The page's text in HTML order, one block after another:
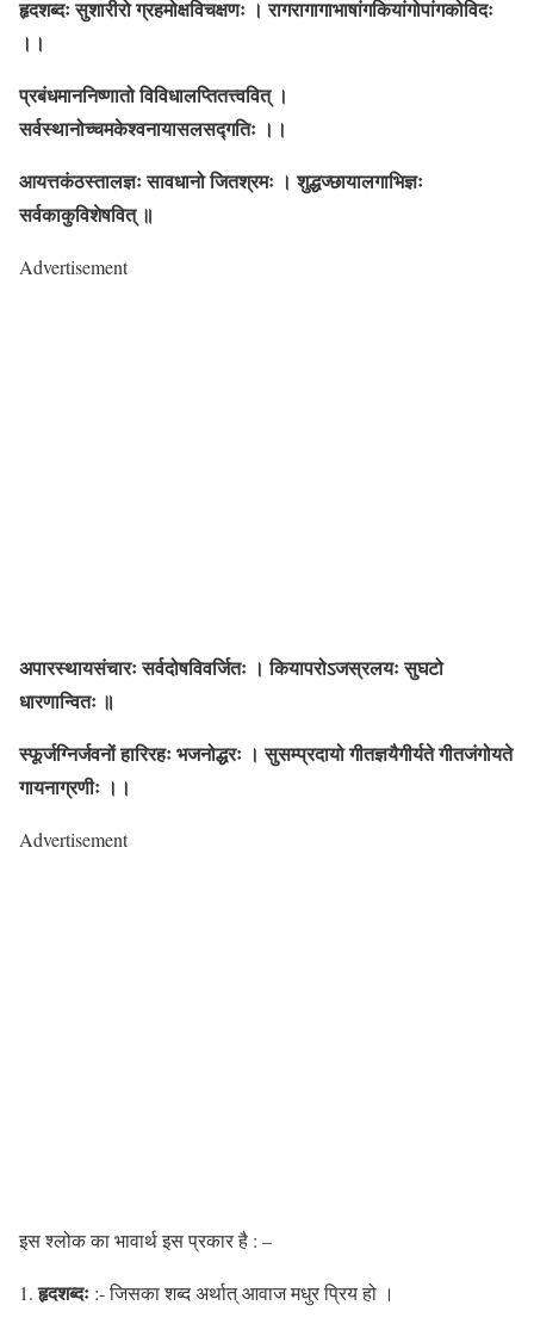
हृदशब्दः सुशारीरो ग्रहमोक्षविचक्षणः । रागरागागाभाषांगकियांगोपांगकोविदः
।।
प्रबंधमाननिष्णातो विविधालप्तितत्त्ववित् ।
सर्वस्थानोच्चमकेश्वनायासलसद्गतिः ।।
आयत्तकंठस्तालज्ञः सावधानो जितश्रमः । शुद्धज्छायालगाभिज्ञः
सर्वकाकुविशेषवित् ॥
Advertisement
अपारस्थायसंचारः सर्वदोषविवर्जितः । कियापरोऽजस्रलयः सुघटो
धारणान्वितः ॥
स्फूर्जग्निर्जवनों हारिरहः भजनोद्धरः । सुसम्प्रदायो गीतज्ञयैगीर्यते गीतजंगोयते
गायनाग्रणीः ।।
Advertisement
इस श्लोक का भावार्थ इस प्रकार है : –
1.हृदशब्दः :- जिसका शब्द अर्थात् आवाज मधुर प्रिय हो ।